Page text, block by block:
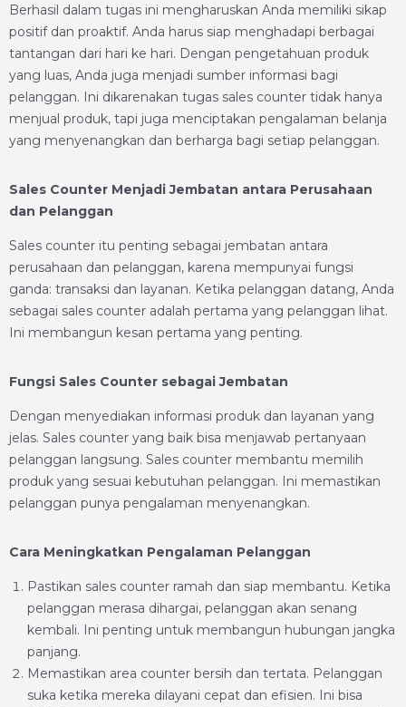
Berhasil dalam tugas ini mengharuskan Anda memiliki sikap
positif dan proaktif. Anda harus siap menghadapi berbagai
tantangan dari hari ke hari. Dengan pengetahuan produk
yang luas, Anda juga menjadi sumber informasi bagi
pelanggan. Ini dikarenakan tugas sales counter tidak hanya
menjual produk, tapi juga menciptakan pengalaman belanja
yang menyenangkan dan berharga bagi setiap pelanggan.
Sales Counter Menjadi Jembatan antara Perusahaan
dan Pelanggan
Sales counter itu penting sebagai jembatan antara
perusahaan dan pelanggan, karena mempunyai fungsi
ganda: transaksi dan layanan. Ketika pelanggan datang, Anda
sebagai sales counter adalah pertama yang pelanggan lihat.
Ini membangun kesan pertama yang penting.
Fungsi Sales Counter sebagai Jembatan
Dengan menyediakan informasi produk dan layanan yang
jelas. Sales counter yang baik bisa menjawab pertanyaan
pelanggan langsung. Sales counter membantu memilih
produk yang sesuai kebutuhan pelanggan. Ini memastikan
pelanggan punya pengalaman menyenangkan.
Cara Meningkatkan Pengalaman Pelanggan
Pastikan sales counter ramah dan siap membantu. Ketika
pelanggan merasa dihargai, pelanggan akan senang
kembali. Ini penting untuk membangun hubungan jangka
panjang.
Memastikan area counter bersih dan tertata. Pelanggan
suka ketika mereka dilayani cepat dan efisien. Ini bisa